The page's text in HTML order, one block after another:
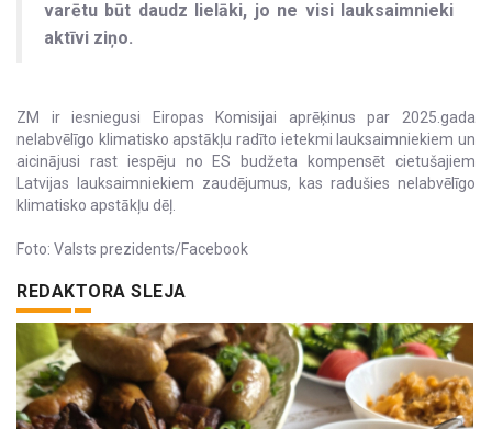
varētu būt daudz lielāki, jo ne visi lauksaimnieki
aktīvi ziņo.
ZM ir iesniegusi Eiropas Komisijai aprēķinus par 2025.gada
nelabvēlīgo klimatisko apstākļu radīto ietekmi lauksaimniekiem un
aicinājusi rast iespēju no ES budžeta kompensēt cietušajiem
Latvijas lauksaimniekiem zaudējumus, kas radušies nelabvēlīgo
klimatisko apstākļu dēļ.
Foto: Valsts prezidents/Facebook
REDAKTORA SLEJA